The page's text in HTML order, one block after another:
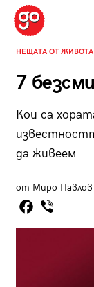
НЕЩАТА ОТ ЖИВОТА
7
Кои са
да живеем
от Миро